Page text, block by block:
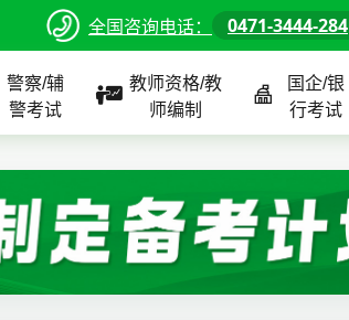
全国咨询电话： 0471-3444-284
三支一扶课程
警察/辅
警考试
全国
北京
警察/辅警课程
教师资格/教
师编制
教师/资格课程
国企/银
行考试
全国
北京
国企/银行课程